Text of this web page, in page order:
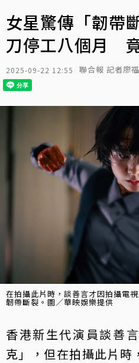
女星驚傳「韌帶
刀停工八個月
2025-09-22 12:55 聯合報 記者廖
在拍攝此片時，談善言才因拍攝電
韌帶斷裂。圖／華映娛樂提供
香港新生代演員談善
克」，但在拍攝此片時